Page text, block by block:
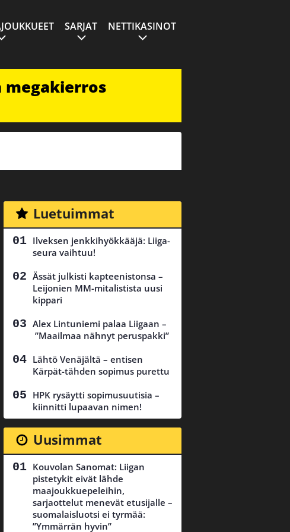
SARJAT NETTIKASINOT
megakierros
Luetuimmat
Ilveksen jenkkihyökkääjä: Liiga-
seura vaihtuu!
Ässät julkisti kapteenistonsa –
Leijonien MM-mitalistista uusi
kippari
Alex Lintuniemi palaa Liigaan –
”Maailmaa nähnyt peruspakki”
Lähtö Venäjältä – entisen
Kärpät-tähden sopimus purettu
HPK rysäytti sopimusuutisia –
kiinnitti lupaavan nimen!
Uusimmat
Kouvolan Sanomat: Liigan
pistetykit eivät lähde
maajoukkuepeleihin,
sarjaottelut menevät etusijalle –
suomalaisluotsi ei tyrmää:
”Ymmärrän hyvin”